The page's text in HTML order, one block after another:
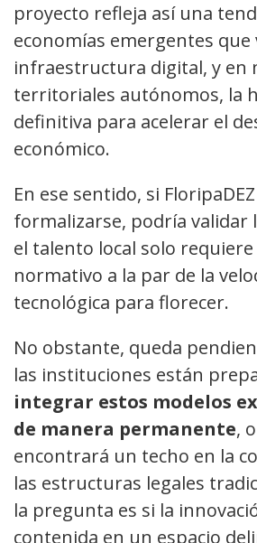
proyecto refleja así una
economías emergentes que
infraestructura digital, y en
territoriales autónomos, la
definitiva para acelerar el
económico.
En ese sentido, si
formalizarse, podría validar
el talento local solo
normativo a la par de la
tecnológica para florecer.
No obstante, queda
las instituciones están
integrar estos modelos
de manera permanente,
encontrará un techo en la
las estructuras legales
la pregunta es si la
contenida en un espacio